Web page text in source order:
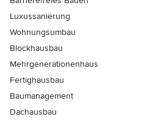
Luxussanierung
Wohnungsumbau
Blockhausbau
Mehrgenerationenhaus
Fertighausbau
Baumanagement
Dachausbau